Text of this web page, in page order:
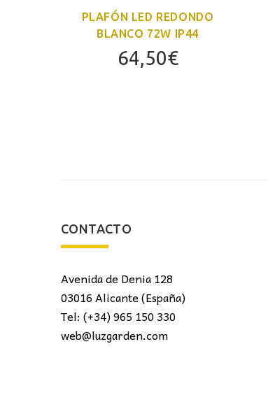
PLAFÓN LED REDONDO
BLANCO 72W IP44
64,50€
CONTACTO
Avenida de Denia 128
03016 Alicante (España)
Tel: (+34) 965 150 330
web@luzgarden.com